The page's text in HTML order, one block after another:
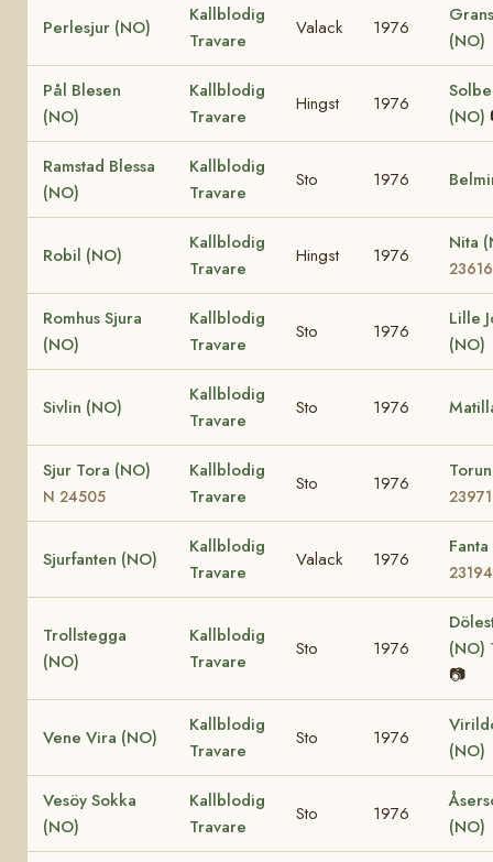
Perlesjur (NO)
Kallblodig
Travare
Valack 1976
(NO)
Pål Blesen
(NO)
Kallblodig
Travare
Hingst 1976
(NO)
Ramstad Blessa
(NO)
Kallblodig
Travare
Sto 1976
Robil (NO)
Kallblodig
Travare
Hingst 1976
Nita
23616
Romhus Sjura
(NO)
Kallblodig
Travare
Sto 1976
Lille
(NO)
Sivlin (NO)
Kallblodig
Travare
Sto 1976
Sjur Tora (NO)
N 24505
Kallblodig
Travare
Sto 1976
23971
Sjurfanten (NO)
Kallblodig
Travare
Valack 1976
23194
Trollstegga
(NO)
Kallblodig
Travare
Sto 1976
(NO)
📷
Vene Vira (NO)
Kallblodig
Travare
Sto 1976
(NO)
Vesöy Sokka
(NO)
Kallblodig
Travare
Sto 1976
(NO)